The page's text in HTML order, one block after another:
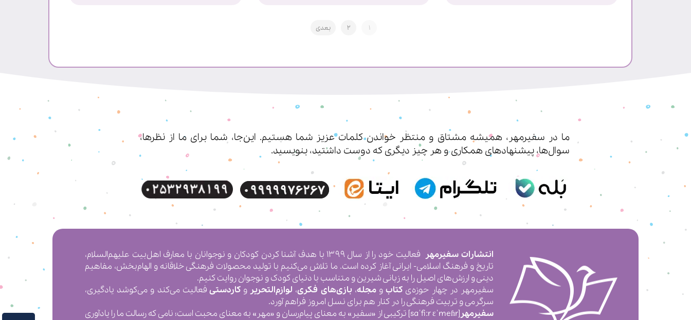
۱ ۲ بعدی
ما در سفیرمهر، همیشه مشتاق و منتظر خواندن کلمات عزیز شما هستیم. این‌جا، شما برای ما از نظرها،
سوال‌ها، پیشنهادهای همکاری‌ و هر چیز دیگری که دوست داشتید، بنویسید.
انتشارات سفیرمهر
فعالیت خود را از سال ۱۳۹۹ با هدف آشنا کردن کودکان و نوجوانان با معارف اهل‌بیت علیهم‌السلام،
تاریخ و فرهنگ اسلامی- ایرانی آغاز کرده است. ما تلاش می‌کنیم با تولید محصولات فرهنگی خلاقانه و الهام‌بخش، مفاهیم
دینی و ارزش‌های اصیل را به زبانی شیرین و متناسب با دنیای کودک و نوجوان روایت کنیم.
سفیرمهر در چهار حوزه‌ی کتاب ومجله، بازی‌های فکری، لوازم‌التحریر وکاردستی فعالیت می‌کند و می‌کوشد یادگیری،
سرگرمی و تربیت فرهنگی را در کنار هم برای نسل امروز فراهم آورد.
سفیرمهر
[saˈfiːr ɛˈmeɦr] ترکیبی از «سفیر» به معنای پیام‌رسان و «مهر» به معنای محبت است؛ نامی که رسالت ما را یادآوری